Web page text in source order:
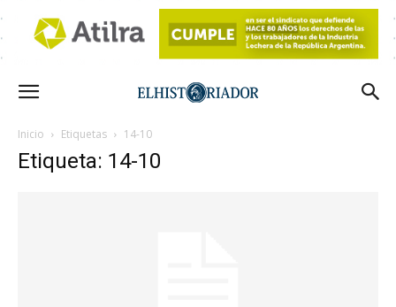
Inicio Etiquetas 14-10
Etiqueta: 14-10